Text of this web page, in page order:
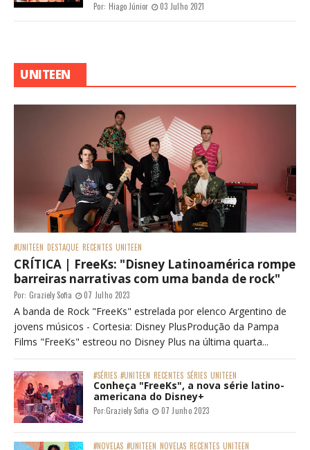
Por: Hiago Júnior 03 Julho 2021
UNITEEN
#UNITEEN DESTAQUE RECENTES UNITEEN
CRÍTICA | FreeKs: "Disney Latinoamérica rompe
barreiras narrativas com uma banda de rock"
Por: Graziely Sofia 07 Julho 2023
A banda de Rock "FreeKs" estrelada por elenco Argentino de
jovens músicos - Cortesia: Disney PlusProdução da Pampa
Films "FreeKs" estreou no Disney Plus na última quarta...
#SÉRIES #UNITEEN RECENTES SÉRIES UNITEEN
Conheça "FreeKs", a nova série latino-
americana do Disney+
Por:Graziely Sofia 07 Junho 2023
#NOVELAS #UNITEEN NOVELAS RECENTES UNITEEN